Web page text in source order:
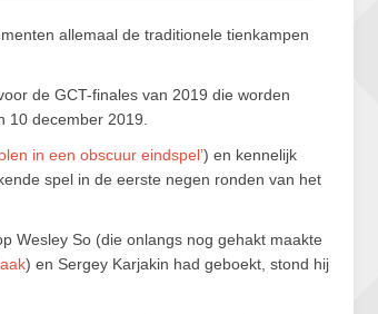
allemaal de traditionele tienkampen
de GCT-finales van 2019 die worden
10 december 2019.
in een obscuur eindspel’) en kennelijk
spel in de eerste negen ronden van het
Wesley So (die onlangs nog gehakt maakte
) en Sergey Karjakin had geboekt, stond hij